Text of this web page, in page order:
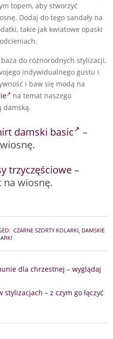
topem, aby stworzyć
Dodaj do tego sandały na
takie jak kwiatowe opaski
do różnorodnych stylizacji,
indywidualnego gustu i
i baw się modą na
na temat naszego
damską.
damski basic
–
trzyczęściowe–
wiosnę.
CZARNE SZORTY KOLARKI DAMSKIE
dla chrzestnej – wyglądaj
– z czym go łączyć